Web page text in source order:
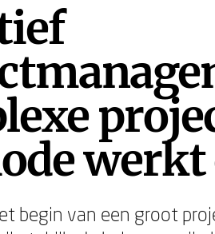
werkt
begin van een groot